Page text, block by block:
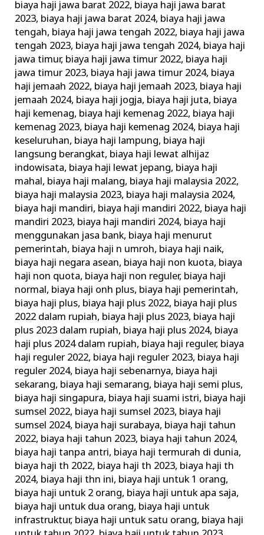
biaya haji jawa barat 2022, biaya haji jawa barat
2023, biaya haji jawa barat 2024, biaya haji jawa
tengah, biaya haji jawa tengah 2022, biaya haji jawa
tengah 2023, biaya haji jawa tengah 2024, biaya haji
jawa timur, biaya haji jawa timur 2022, biaya haji
jawa timur 2023, biaya haji jawa timur 2024, biaya
haji jemaah 2022, biaya haji jemaah 2023, biaya haji
jemaah 2024, biaya haji jogja, biaya haji juta, biaya
haji kemenag, biaya haji kemenag 2022, biaya haji
kemenag 2023, biaya haji kemenag 2024, biaya haji
keseluruhan, biaya haji lampung, biaya haji
langsung berangkat, biaya haji lewat alhijaz
indowisata, biaya haji lewat jepang, biaya haji
mahal, biaya haji malang, biaya haji malaysia 2022,
biaya haji malaysia 2023, biaya haji malaysia 2024,
biaya haji mandiri, biaya haji mandiri 2022, biaya haji
mandiri 2023, biaya haji mandiri 2024, biaya haji
menggunakan jasa bank, biaya haji menurut
pemerintah, biaya haji n umroh, biaya haji naik,
biaya haji negara asean, biaya haji non kuota, biaya
haji non quota, biaya haji non reguler, biaya haji
normal, biaya haji onh plus, biaya haji pemerintah,
biaya haji plus, biaya haji plus 2022, biaya haji plus
2022 dalam rupiah, biaya haji plus 2023, biaya haji
plus 2023 dalam rupiah, biaya haji plus 2024, biaya
haji plus 2024 dalam rupiah, biaya haji reguler, biaya
haji reguler 2022, biaya haji reguler 2023, biaya haji
reguler 2024, biaya haji sebenarnya, biaya haji
sekarang, biaya haji semarang, biaya haji semi plus,
biaya haji singapura, biaya haji suami istri, biaya haji
sumsel 2022, biaya haji sumsel 2023, biaya haji
sumsel 2024, biaya haji surabaya, biaya haji tahun
2022, biaya haji tahun 2023, biaya haji tahun 2024,
biaya haji tanpa antri, biaya haji termurah di dunia,
biaya haji th 2022, biaya haji th 2023, biaya haji th
2024, biaya haji thn ini, biaya haji untuk 1 orang,
biaya haji untuk 2 orang, biaya haji untuk apa saja,
biaya haji untuk dua orang, biaya haji untuk
infrastruktur, biaya haji untuk satu orang, biaya haji